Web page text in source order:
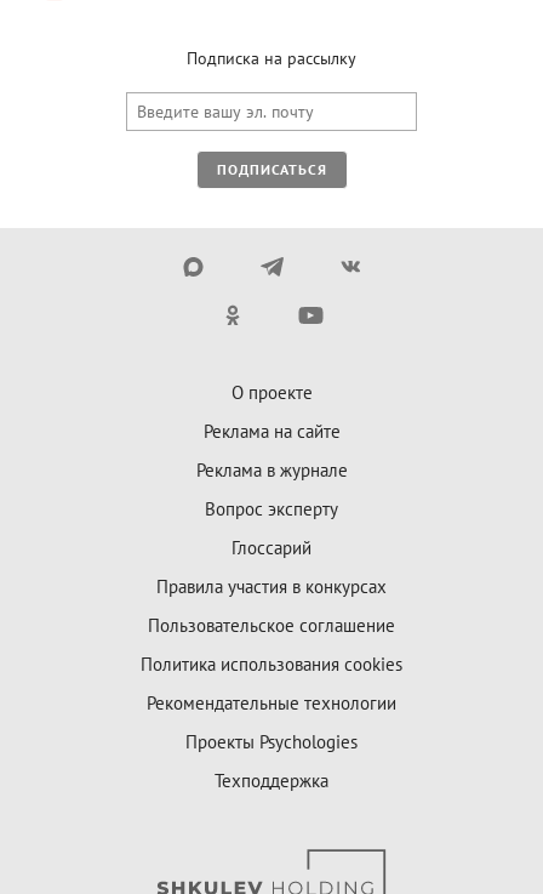
Подписка на рассылку
ПОДПИСАТЬСЯ
О проекте
Реклама на сайте
Реклама в журнале
Вопрос эксперту
Глоссарий
Правила участия в конкурсах
Пользовательское соглашение
Политика использования cookies
Рекомендательные технологии
Проекты Psychologies
Техподдержка